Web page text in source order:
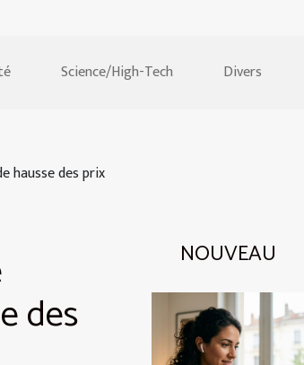
Science/High-Tech Divers
hausse des prix
des
NOUVEAU